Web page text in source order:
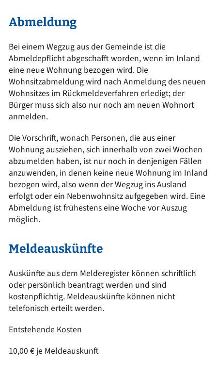
Abmeldung
Bei einem Wegzug aus der Gemeinde ist die
Abmeldepflicht abgeschafft worden, wenn im Inland
eine neue Wohnung bezogen wird. Die
Wohnsitzabmeldung wird nach Anmeldung des neuen
Wohnsitzes im Rückmeldeverfahren erledigt; der
Bürger muss sich also nur noch am neuen Wohnort
anmelden.
Die Vorschrift, wonach Personen, die aus einer
Wohnung ausziehen, sich innerhalb von zwei Wochen
abzumelden haben, ist nur noch in denjenigen Fällen
anzuwenden, in denen keine neue Wohnung im Inland
bezogen wird, also wenn der Wegzug ins Ausland
erfolgt oder ein Nebenwohnsitz aufgegeben wird. Eine
Abmeldung ist frühestens eine Woche vor Auszug
möglich.
Meldeauskünfte
Auskünfte aus dem Melderegister können schriftlich
oder persönlich beantragt werden und sind
kostenpflichtig. Meldeauskünfte können nicht
telefonisch erteilt werden.
Entstehende Kosten
10,00 € je Meldeauskunft